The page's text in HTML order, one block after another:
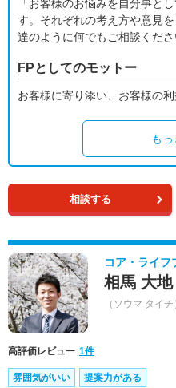
「お客様のお悩みを自分事と
す。それぞれの考え方や意見
達のように何でもご相談くださ
FPとしてのモットー
お客様に寄り添い、お客様の
も
相談する
コア・ライフ
相馬 大地
（ソウマ タイチ
高評価レビュー 1件
雰囲気がいい 提案力がある